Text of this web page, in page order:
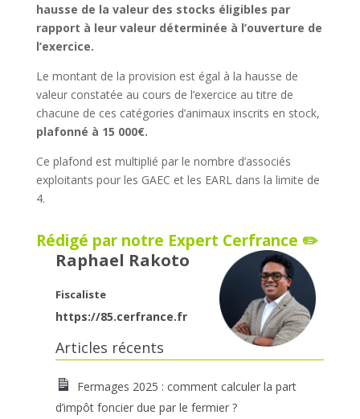
hausse de la valeur des stocks éligibles par
rapport à leur valeur déterminée à l’ouverture de
l’exercice.
Le montant de la provision est égal à la hausse de
valeur constatée au cours de l’exercice au titre de
chacune de ces catégories d’animaux inscrits en stock,
plafonné à 15 000€​.
Ce plafond est multiplié par le nombre d’associés
exploitants pour les GAEC et les EARL dans la limite de
4.
Rédigé par notre Expert Cerfrance ✏️
Raphael Rakoto
Fiscaliste
https://85.cerfrance.fr
Articles récents
Fermages 2025 : comment calculer la part
d’impôt foncier due par le fermier ?